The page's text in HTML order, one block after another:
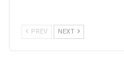
PREV NEXT